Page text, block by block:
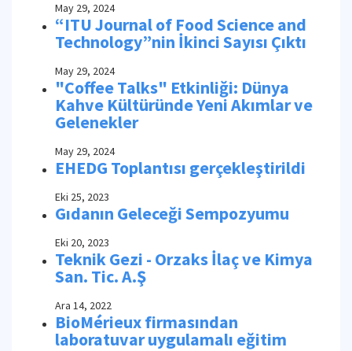
May 29, 2024
“ITU Journal of Food Science and
Technology”nin İkinci Sayısı Çıktı
May 29, 2024
"Coffee Talks" Etkinliği: Dünya
Kahve Kültüründe Yeni Akımlar ve
Gelenekler
May 29, 2024
EHEDG Toplantısı gerçekleştirildi
Eki 25, 2023
Gıdanın Geleceği Sempozyumu
Eki 20, 2023
Teknik Gezi - Orzaks İlaç ve Kimya
San. Tic. A.Ş
Ara 14, 2022
BioMérieux firmasından
laboratuvar uygulamalı eğitim